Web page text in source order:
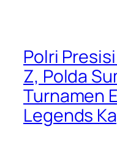
Polri
Z, Polda
Turnamen
Legends